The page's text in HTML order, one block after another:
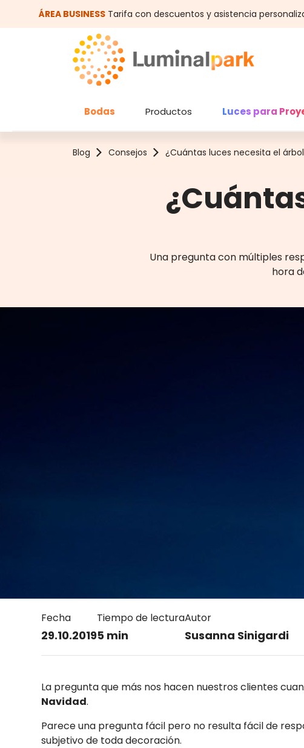
al contenido principal
Saltar a la búsqueda
ÁREA BUSINESS Tarifa con descuentos y asistencia
Bodas Productos Luces para
Blog Consejos ¿Cuántas luces necesita el
Una pregunta con múltiples
hora
Fecha
29.10.2019
Tiempo de lectura
5 min
Autor
Susanna Sinigardi
La pregunta que más nos hacen nuestros clientes
Navidad.
Parece una pregunta fácil pero no resulta fácil de
subjetivo de toda decoración.